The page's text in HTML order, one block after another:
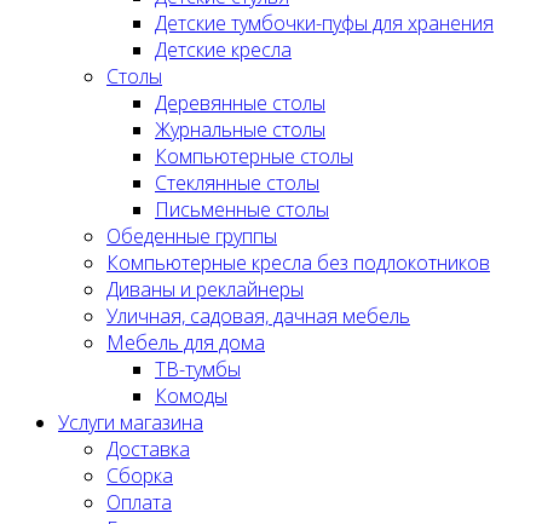
Детские тумбочки-пуфы для хранения
Детские кресла
Столы
Деревянные столы
Журнальные столы
Компьютерные столы
Стеклянные столы
Письменные столы
Обеденные группы
Компьютерные кресла без подлокотников
Диваны и реклайнеры
Уличная, садовая, дачная мебель
Мебель для дома
ТВ-тумбы
Комоды
Услуги магазина
Доставка
Сборка
Оплата